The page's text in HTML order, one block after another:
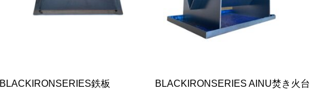
BLACKIRONSERIES鉄板 BLACKIRONSERIES AINU焚き火台